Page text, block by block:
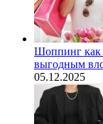
Шоппинг как
выгодным
05.12.2025